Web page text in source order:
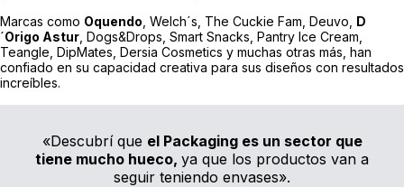
Marcas como Oquendo , Welch´s, The Cuckie Fam, Deuvo, D
´Origo Astur , Dogs&Drops, Smart Snacks, Pantry Ice Cream,
Teangle, DipMates, Dersia Cosmetics y muchas otras más, han
confiado en su capacidad creativa para sus diseños con resultados
increíbles.
«Descubrí que el Packaging es un sector que
tiene mucho hueco, ya que los productos van a
seguir teniendo envases».